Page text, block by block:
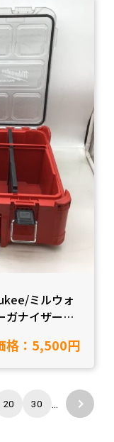
ミルウォ
ガナイザーを
格：5,500円
20 30 ...